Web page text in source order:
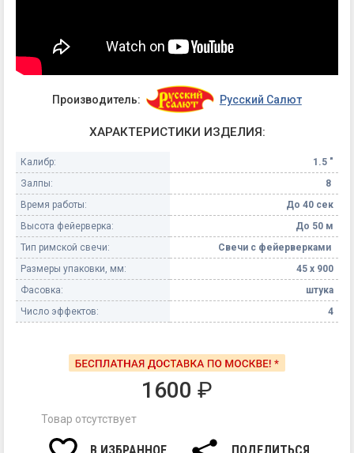
Производитель: Русский Салют
ХАРАКТЕРИСТИКИ ИЗДЕЛИЯ:
Калибр:
1.5 "
Залпы:
8
Время работы:
До 40 сек
Высота фейерверка:
До 50 м
Тип римской свечи:
Свечи с фейерверками
Размеры упаковки, мм:
45 х 900
Фасовка:
штука
Число эффектов:
4
1600 ₽
Товар отсутствует